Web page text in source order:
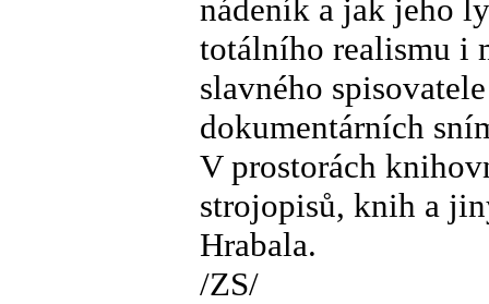
nádeník a jak jeho
totálního realismu i
slavného
dokumentárních
V prostorách
strojopisů, knih a
Hrabala.
/ZS/